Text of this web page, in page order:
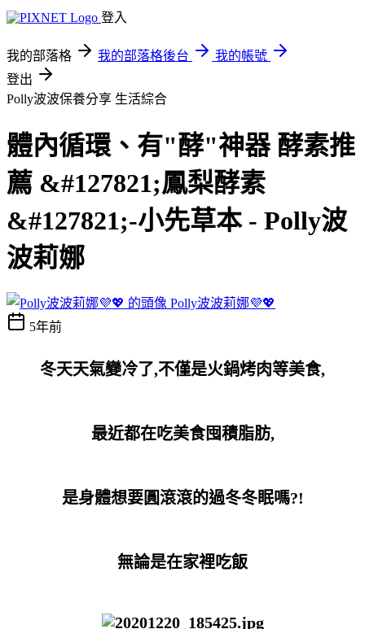
登入
我的部落格 我的部落格後台
我的帳號
登出
Polly波波保養分享 生活綜合
體內循環、有"酵"神器 酵素推
薦 &#127821;鳳梨酵素
&#127821;-小先草本 - Polly波
波莉娜
Polly波波莉娜💜💖
5年前
冬天天氣變冷了,不僅是火鍋烤肉等美食,
最近都在吃美食囤積脂肪,
是身體想要圓滾滾的過冬冬眠嗎?!
無論是在家裡吃飯